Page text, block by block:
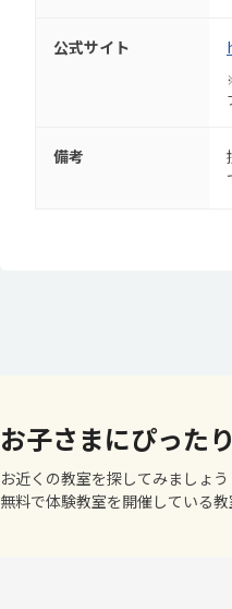
公式サイト
備考
お子さまにぴった
お近くの教室を探してみましょう
無料で体験教室を開催している